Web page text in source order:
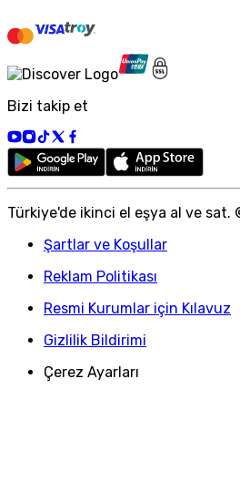
Bizi takip et
Türkiye'de ikinci el eşya al ve sat.
Şartlar ve Koşullar
Reklam Politikası
Resmi Kurumlar için Kılavuz
Gizlilik Bildirimi
Çerez Ayarları